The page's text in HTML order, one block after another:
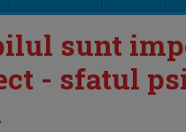
sunt
- sfatul